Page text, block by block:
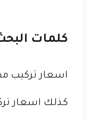
كلمات
اسعار تركيب
كذلك اسعار